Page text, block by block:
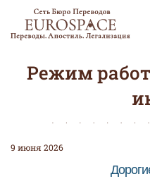
Режим
9 июня 2026